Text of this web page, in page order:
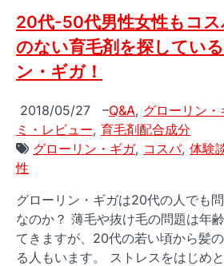
20代-50代男性女性もコス
のない育毛剤を探してい
ン・ギガ！
2018/05/27 –Q&A, グローリン・
ミ・レビュー, 育毛剤配合成分
グローリン・ギガ, コスパ, 体験
性
グローリン・ギガは20代の人でも
なのか？ 薄毛や抜け毛の問題は年
てきますが、20代の若い頃から髪
る人もいます。 ストレスをはじめ